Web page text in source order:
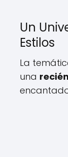
Un
Estilos
La
una